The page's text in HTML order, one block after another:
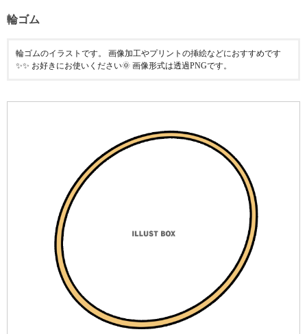
輪ゴム
輪ゴムのイラストです。 画像加工やプリントの挿絵などにおすすめです
✨✨ お好きにお使いください🌞 画像形式は透過PNGです。